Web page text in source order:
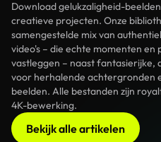
Download gelukzaligheid-
creatieve projecten. Onze
samengestelde mix van
video's – die echte momenten en
vastleggen – naast fantasierijke,
voor herhalende achtergronden
beelden. Alle bestanden zijn
4K-bewerking.
Bekijk alle artikelen